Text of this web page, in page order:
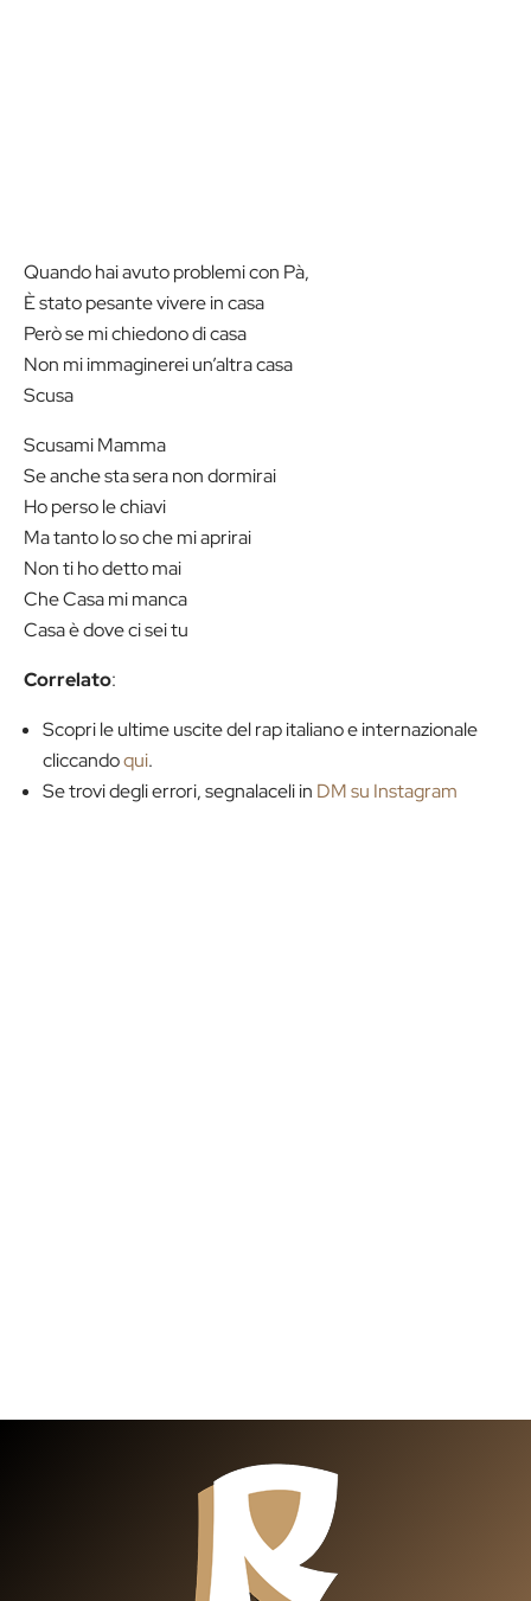
Quando hai avuto problemi con Pà,
È stato pesante vivere in casa
Però se mi chiedono di casa
Non mi immaginerei un’altra casa
Scusa
Scusami Mamma
Se anche sta sera non dormirai
Ho perso le chiavi
Ma tanto lo so che mi aprirai
Non ti ho detto mai
Che Casa mi manca
Casa è dove ci sei tu
Correlato:
Scopri le ultime uscite del rap italiano e internazionale
cliccandoqui.
Se trovi degli errori, segnalaceli in DM su Instagram